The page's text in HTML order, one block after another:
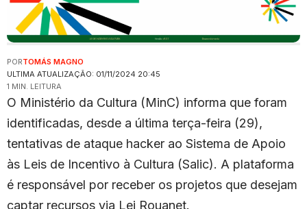
ULTIMA ATUALIZAÇÃO: 01/11/2024 20:45
PORTOMÁS MAGNO
1 MIN. LEITURA
O Ministério da Cultura (MinC) informa que foram
identificadas, desde a última terça-feira (29),
tentativas de ataque hacker ao Sistema de Apoio
às Leis de Incentivo à Cultura (Salic). A plataforma
é responsável por receber os projetos que desejam
captar recursos via Lei Rouanet.